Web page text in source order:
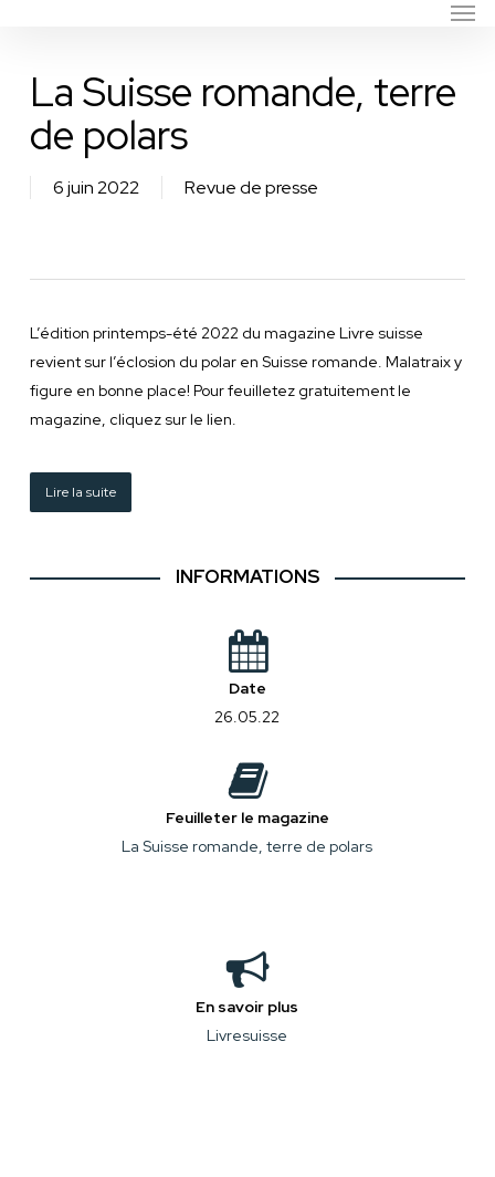
contentLa Suisse romande, terre
de polars
6 juin 2022 Revue de presse
L’édition printemps-été 2022 du magazine Livre suisse
revient sur l’éclosion du polar en Suisse romande. Malatraix y
figure en bonne place! Pour feuilletez gratuitement le
magazine, cliquez sur le lien.
Lire la suite
INFORMATIONS
Date
26.05.22
Feuilleter le magazine
La Suisse romande, terre de polars
En savoir plus
Livresuisse